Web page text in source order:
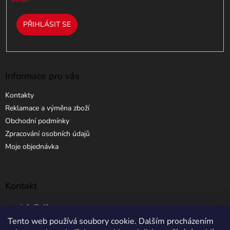
Tento web používá soubory cookie. Dalším procházením
PŘIHLÁSIT SE
Informace pro vás
Kontakty
Reklamace a výměna zboží
Obchodní podmínky
Zpracování osobních údajů
Moje objednávka
Kontakt
info @ elibros.cz
+420 734 184 444